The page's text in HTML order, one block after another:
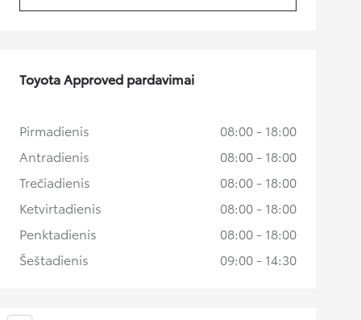
Toyota Approved pardavimai
Pirmadienis
08:00 - 18:00
Antradienis
08:00 - 18:00
Trečiadienis
08:00 - 18:00
Ketvirtadienis
08:00 - 18:00
Penktadienis
08:00 - 18:00
Šeštadienis
09:00 - 14:30